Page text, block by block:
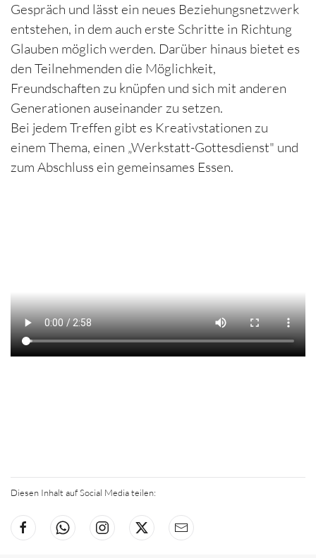
Gespräch und lässt ein neues Beziehungsnetzwerk
entstehen, in dem auch erste Schritte in Richtung
Glauben möglich werden. Darüber hinaus bietet es
den Teilnehmenden die Möglichkeit,
Freundschaften zu knüpfen und sich mit anderen
Generationen auseinander zu setzen.
Bei jedem Treffen gibt es Kreativstationen zu
einem Thema, einen „Werkstatt-Gottesdienst" und
zum Abschluss ein gemeinsames Essen.
Diesen Inhalt auf Social Media teilen: